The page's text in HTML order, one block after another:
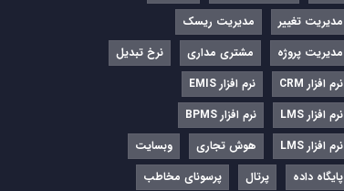
مدیریت تغییر
مدیریت ریسک
مدیریت پروژه
مشتری مداری
نرخ تبدیل
نرم‌ افزار CRM
نرم‌ افزار EMIS
نرم‌ افزار LMS
نرم افزار BPMS
نرم افزار LMS
هوش تجاری
وبسایت
پایگاه داده
پرتال پرسونای مخاطب